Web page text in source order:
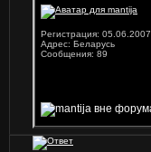
Регистрация: 05.06.2007
Адрес: Беларусь
Сообщения: 89